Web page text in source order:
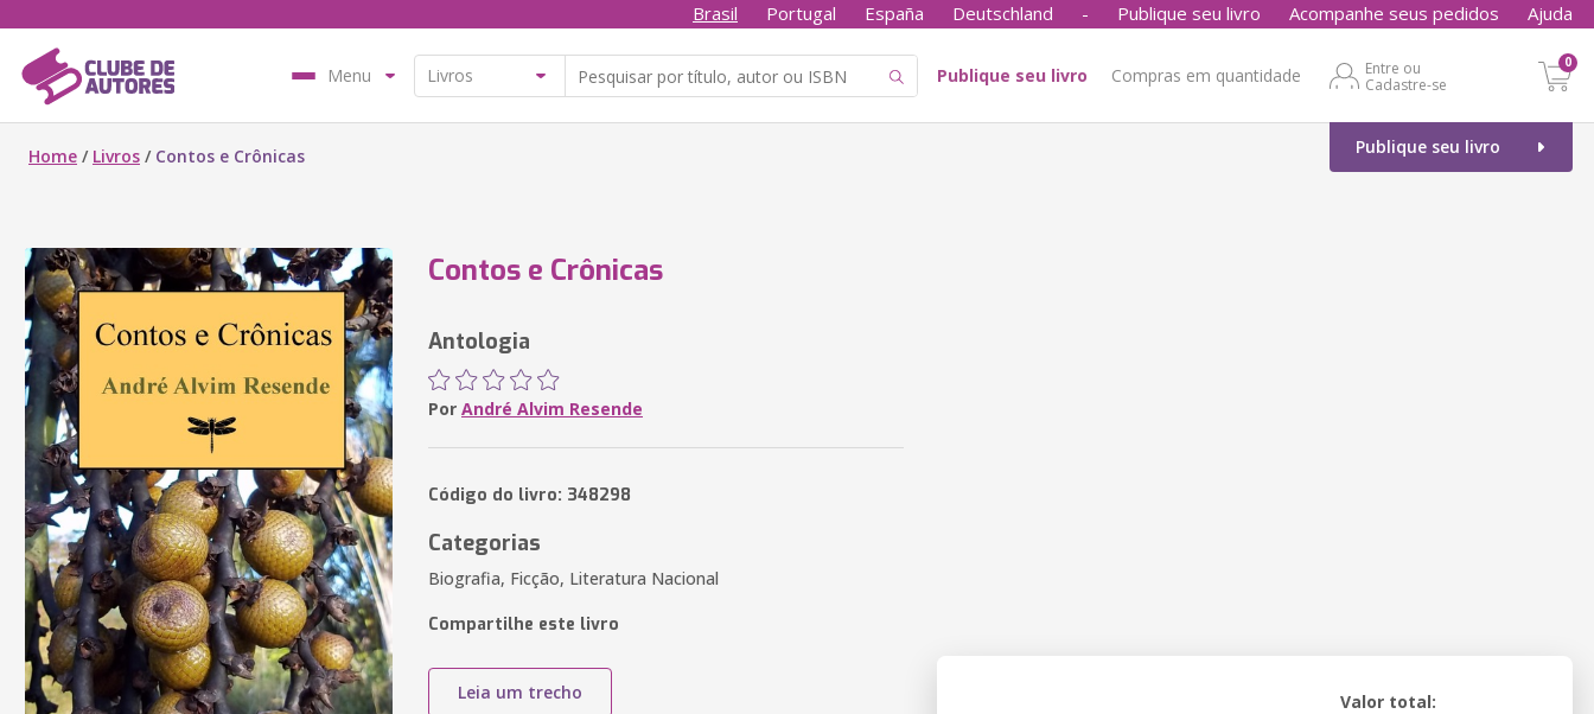
Brasil Portugal España Deutschland - Publique seu livro Acompanhe seus pedidos Ajuda
Menu Publique seu livro Compras em quantidade
Entre ou
Cadastre-se
0
Publique seu livro
Home / Livros / Contos e Crônicas
Contos e Crônicas
Antologia
Por André Alvim Resende
Código do livro: 348298
Categorias
Biografia, Ficção, Literatura Nacional
Compartilhe este livro
Leia um trecho Valor total: